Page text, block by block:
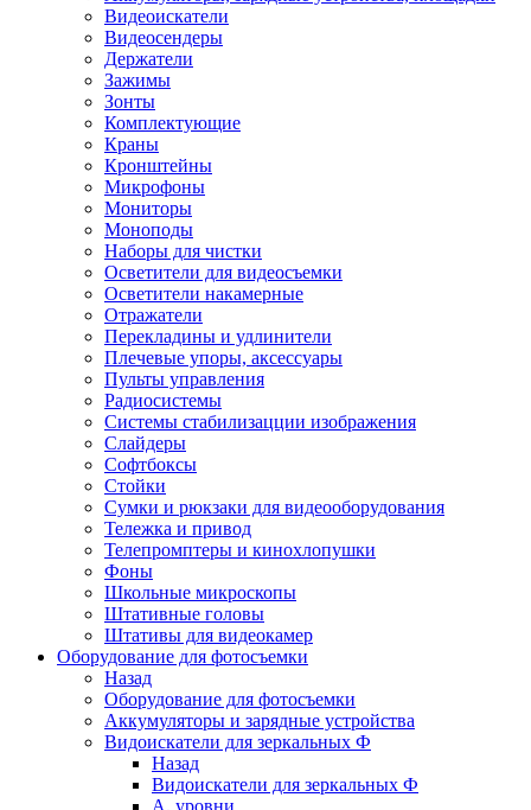
Видеоискатели
Видеосендеры
Держатели
Зажимы
Зонты
Комплектующие
Краны
Кронштейны
Микрофоны
Мониторы
Моноподы
Наборы для чистки
Осветители для видеосъемки
Осветители накамерные
Отражатели
Перекладины и удлинители
Плечевые упоры, аксессуары
Пульты управления
Радиосистемы
Системы стабилизацции изображения
Слайдеры
Софтбоксы
Стойки
Сумки и рюкзаки для видеооборудования
Тележка и привод
Телепромптеры и кинохлопушки
Фоны
Школьные микроскопы
Штативные головы
Штативы для видеокамер
Оборудование для фотосъемки
Назад
Оборудование для фотосъемки
Аккумуляторы и зарядные устройства
Видоискатели для зеркальных Ф
Назад
Видоискатели для зеркальных Ф
А, уровни